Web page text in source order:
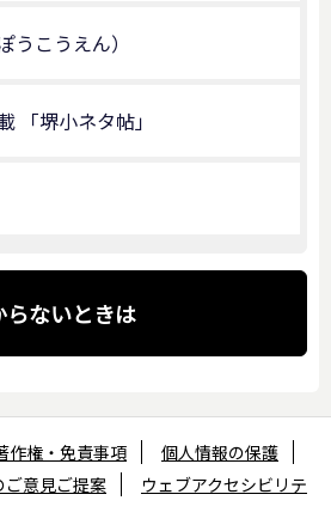
うこうえん）
「堺小ネタ帖」
ないときは
作権・免責事項
個人情報の保護
意見ご提案
ウェブアクセシビリテ